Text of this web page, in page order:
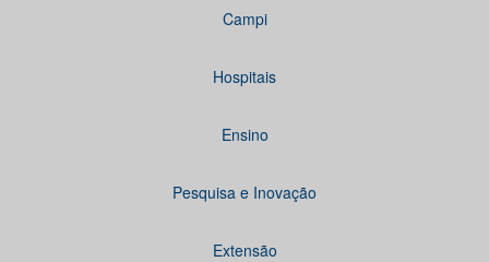
Campi
Hospitais
Ensino
Pesquisa e Inovação
Extensão